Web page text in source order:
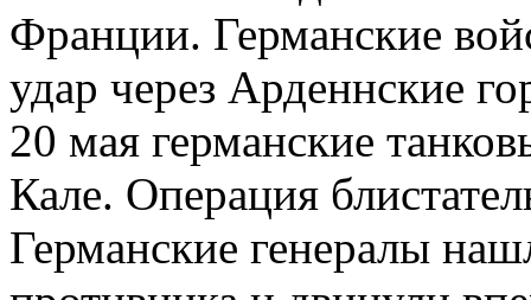
Франции. Германские
удар через Арденнские
20 мая германские
Кале. Операция
Германские генералы